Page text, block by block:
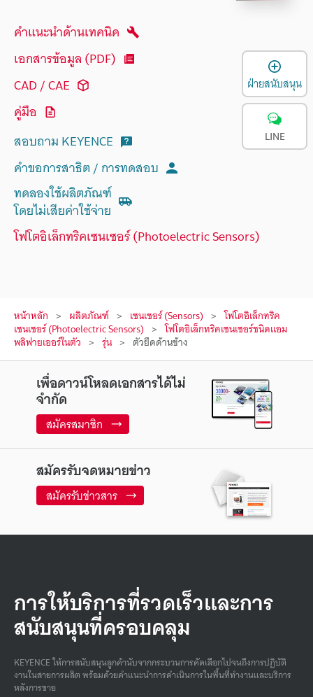
คำแนะนำด้านเทคนิค
เอกสารข้อมูล (PDF)
CAD / CAE
คู่มือ
สอบถาม KEYENCE
คำขอการสาธิต / การทดสอบ
ทดลองใช้ผลิตภัณฑ์
โดยไม่เสียค่าใช้จ่าย
โฟโตอิเล็กทริคเซนเซอร์ (Photoelectric Sensors)
หน้าหลัก ผลิตภัณฑ์ เซนเซอร์ (Sensors) โฟโตอิเล็กทริค
เซนเซอร์ (Photoelectric Sensors) โฟโตอิเล็กทริคเซนเซอร์ชนิดแอม
พลิฟายเออร์ในตัว รุ่น ตัวยึดด้านข้าง
เพื่อดาวน์โหลดเอกสารได้ไม่
จำกัด
สมัครสมาชิก
สมัครรับจดหมายข่าว
สมัครรับข่าวสาร
การให้บริการที่รวดเร็วและการ
สนับสนุนที่ครอบคลุม
KEYENCE ให้การสนับสนุนลูกค้านับจากกระบวนการคัดเลือกไปจนถึงการปฏิบัติ
งานในสายการผลิต พร้อมด้วยคําแนะนําการดําเนินการในพื้นที่ทํางานและบริการ
หลังการขาย
ฝ่ายสนับสนุน
LINE